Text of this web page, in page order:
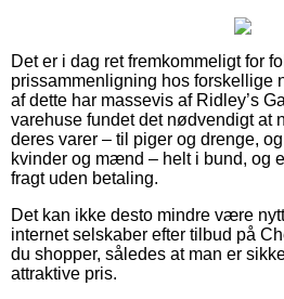
Det er i dag ret fremkommeligt for
prissammenligning hos forskellige
af dette har massevis af Ridley’s
varehuse fundet det nødvendigt at
deres varer – til piger og drenge,
kvinder og mænd – helt i bund, og
fragt uden betaling.
Det kan ikke desto mindre være
internet selskaber efter tilbud på
du shopper, således at man er
attraktive pris.